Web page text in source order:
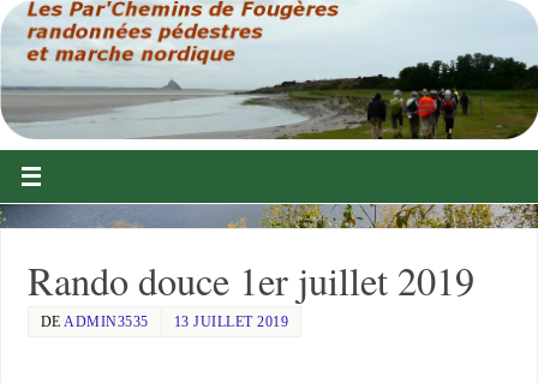
Rando douce 1er juillet 2019
DEADMIN3535 13 JUILLET 2019